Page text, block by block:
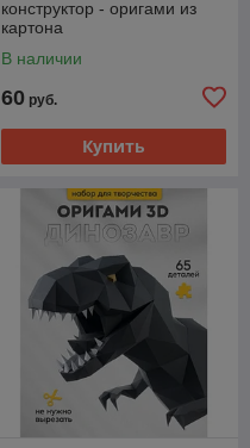
конструктор - оригами из
картона
В наличии
60 руб.
Купить